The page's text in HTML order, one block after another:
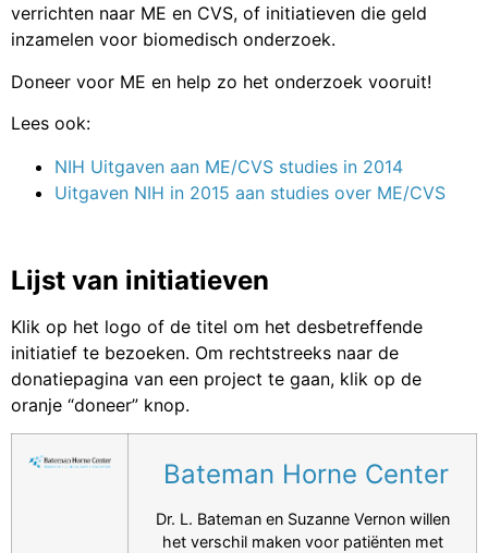
verrichten naar ME en CVS, of initiatieven die geld
inzamelen voor biomedisch onderzoek.
Doneer voor ME en help zo het onderzoek vooruit!
Lees ook:
NIH Uitgaven aan ME/CVS studies in 2014
Uitgaven NIH in 2015 aan studies over ME/CVS
Lijst van initiatieven
Klik op het logo of de titel om het desbetreffende
initiatief te bezoeken. Om rechtstreeks naar de
donatiepagina van een project te gaan, klik op de
oranje “doneer” knop.
Bateman Horne Center
Dr. L. Bateman en Suzanne Vernon willen
het verschil maken voor patiënten met